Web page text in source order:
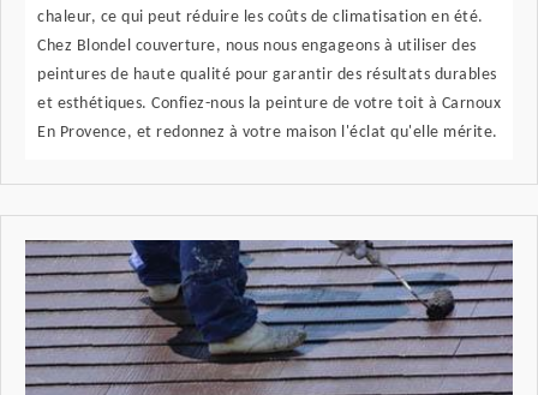
chaleur, ce qui peut réduire les coûts de climatisation en été.
Chez Blondel couverture, nous nous engageons à utiliser des
peintures de haute qualité pour garantir des résultats durables
et esthétiques. Confiez-nous la peinture de votre toit à Carnoux
En Provence, et redonnez à votre maison l'éclat qu'elle mérite.